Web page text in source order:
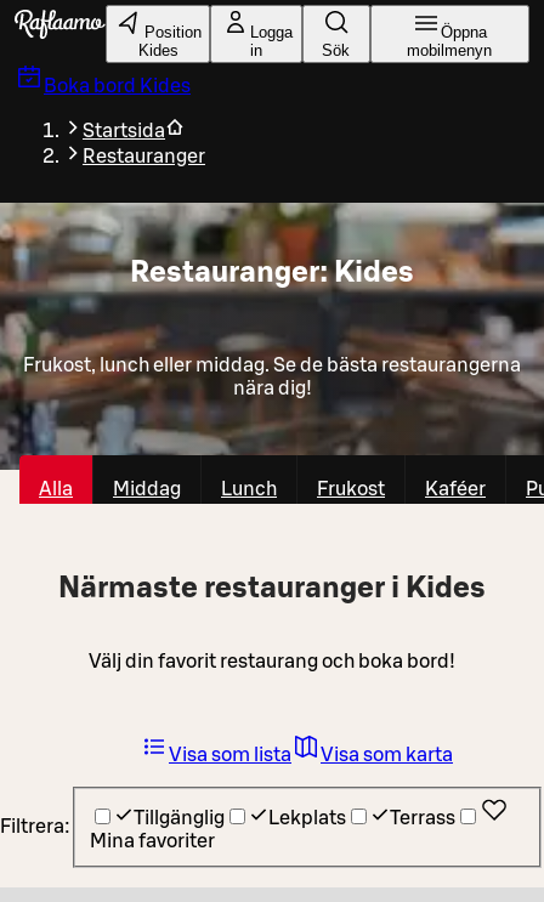
Gå till huvudinnehållet
Position
Kides
Logga
in
Sök
Öppna
mobilmenyn
Boka bord Kides
Startsida
Restauranger
Restauranger: Kides
Frukost, lunch eller middag. Se de bästa restaurangerna
nära dig!
Alla Middag Lunch Frukost Kaféer
Närmaste restauranger i Kides
Välj din favorit restaurang och boka bord!
Filtrera: Tillgänglig Lekplats
Terrass
Mina favoriter
Visa som lista Visa som karta